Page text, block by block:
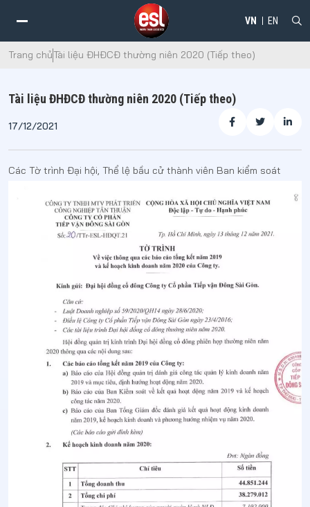
VN EN
Trang chủTài liệu ĐHĐCĐ thường niên 2020 (Tiếp theo)
Tài liệu ĐHĐCĐ thường niên 2020 (Tiếp theo)
17/12/2021
Các Tờ trình Đại hội, Thể lệ bầu cử thành viên Ban kiểm soát